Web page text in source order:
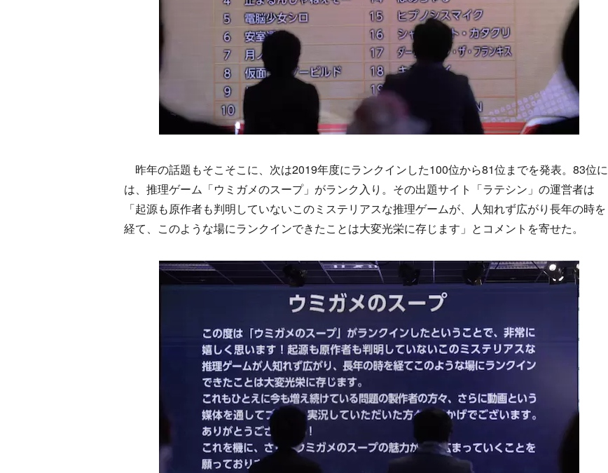
昨年の話題もそこそこに、次は2019年度にランクインした100位から81位までを発表。83位に
は、推理ゲーム「ウミガメのスープ」がランク入り。その出題サイト「ラテシン」の運営者は
「起源も原作者も判明していないこのミステリアスな推理ゲームが、人知れず広がり長年の時を
経て、このような場にランクインできたことは大変光栄に存じます」とコメントを寄せた。